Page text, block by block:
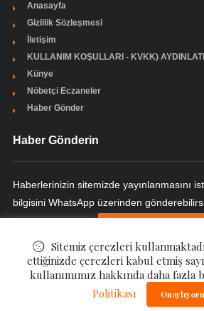
Anasayfa
Gizlilik Sözleşmesi
İletişim
KULLANIM KOŞULLARI - KVKK)
Künye
Nöbetçi Eczaneler
Haber Gönder
Haber Gönderin
Haberlerinizin sitemizde yayınlanmasını
bilgisini WhatsApp üzerinden
Adana Son Haber. All Rights Reserved.
Sitemiz çerezleri
ettiğinizde çerezleri kabul etmiş
kullanımımız hakkında daha fazla
Politikası